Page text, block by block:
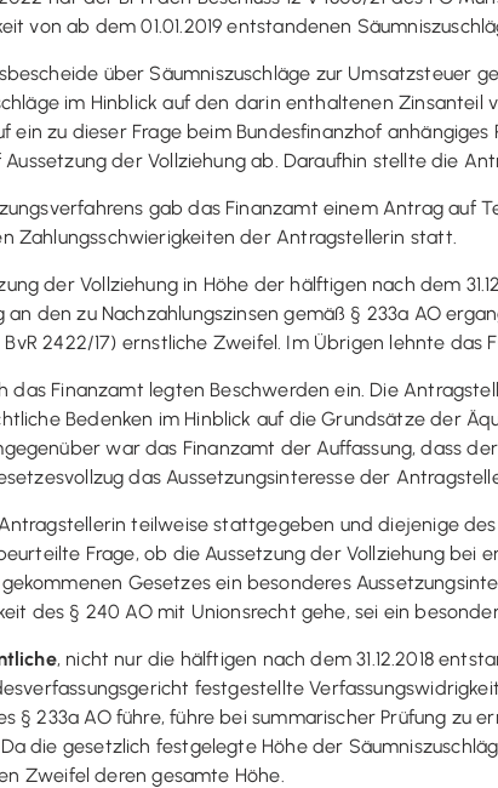
von ab dem 01.01.2019 entstandenen
über Säumniszuschläge zur Umsatzsteuer
im Hinblick auf den darin enthaltenen
ein zu dieser Frage beim Bundesfinanzhof
der Vollziehung ab. Daraufhin stellte die
gab das Finanzamt einem Antrag auf
Zahlungsschwierigkeiten der Antragstellerin statt.
der Vollziehung in Höhe der hälftigen nach dem
den zu Nachzahlungszinsen gemäß § 233a AO
BvR 2422/17) ernstliche Zweifel. Im Übrigen lehnte
das Finanzamt legten Beschwerden ein. Die
Bedenken im Hinblick auf die Grundsätze der
war das Finanzamt der Auffassung, dass
das Aussetzungsinteresse der
teilweise stattgegeben und diejenige
Frage, ob die Aussetzung der Vollziehung bei
Gesetzes ein besonderes
des § 240 AO mit Unionsrecht gehe, sei ein
, nicht nur die hälftigen nach dem 31.12.2018
festgestellte
§ 233a AO führe, führe bei summarischer Prüfung zu
die gesetzlich festgelegte Höhe der
Zweifel deren gesamte Höhe.